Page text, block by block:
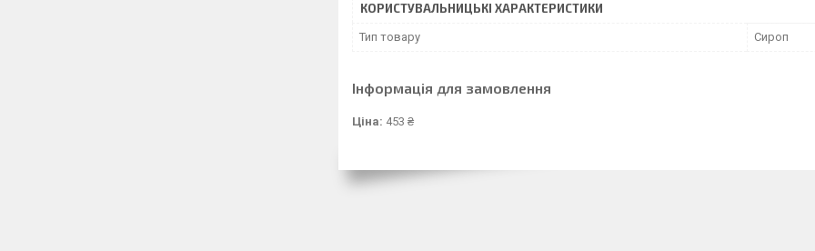
КОРИСТУВАЛЬНИЦЬКІ ХАРАКТЕРИСТИКИ
Тип товару Сироп
Інформація для замовлення
Ціна: 453 ₴